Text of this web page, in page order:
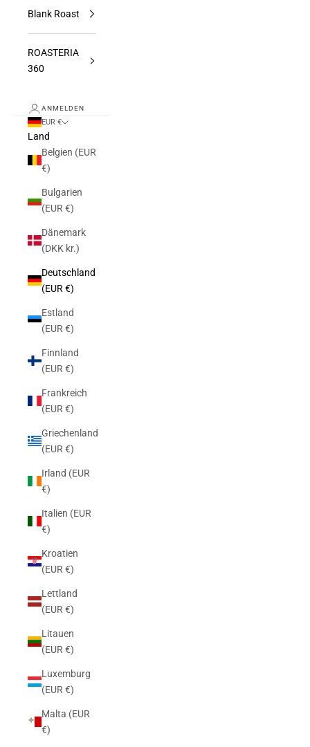
Blank Roast
ROASTERIA
360
ANMELDEN
EUR €
Land
Belgien (EUR
€)
Bulgarien
(EUR €)
Dänemark
(DKK kr.)
Deutschland
(EUR €)
Estland
(EUR €)
Finnland
(EUR €)
Frankreich
(EUR €)
Griechenland
(EUR €)
Irland (EUR
€)
Italien (EUR
€)
Kroatien
(EUR €)
Lettland
(EUR €)
Litauen
(EUR €)
Luxemburg
(EUR €)
Malta (EUR
€)